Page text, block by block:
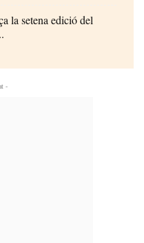
la setena edició del
-